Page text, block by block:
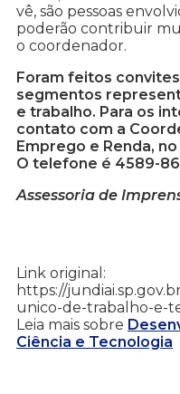
vê, são pessoas
poderão contribuir
o coordenador.
Foram feitos
segmentos
e trabalho. Para os
contato com a
Emprego e Renda,
O telefone é 4589-
Assessoria de
Link original:
https://
unico-de-trabalho-e-
Leia mais sobre
Ciência e Tecnologia